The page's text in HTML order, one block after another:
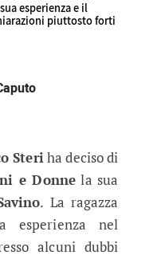
esperienza e il
piuttosto forti
Chiara Savino
Steriha deciso di
e Donnela sua
. La ragazza
esperienza nel
alcuni dubbi